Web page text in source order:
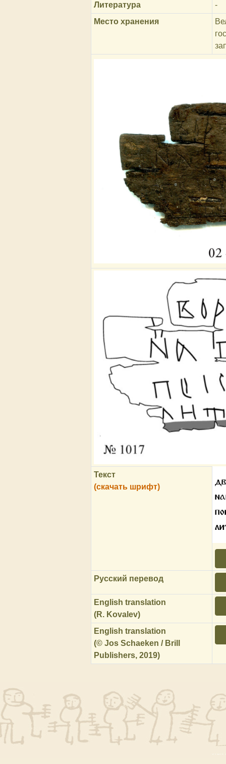
Литература
-
Место хранения
Текст
(скачать шрифт)
Русский перевод
English translation
(R. Kovalev)
English translation
(© Jos Schaeken / Brill
Publishers, 2019)